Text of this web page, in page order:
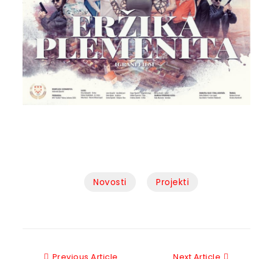
Novosti Projekti
Previous Article Previous ArticleNext Article